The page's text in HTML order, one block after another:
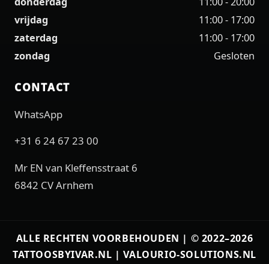
vrijdag
11:00 - 17:00
zaterdag
11:00 - 17:00
zondag
Gesloten
CONTACT
WhatsApp
+31 6 24 67 23 00
Mr EN van Kleffensstraat 6
6842 CV Arnhem
ALLE RECHTEN VOORBEHOUDEN | © 2022–2026
TATTOOSBYIVAR.NL |VALOURIO-SOLUTIONS.NL